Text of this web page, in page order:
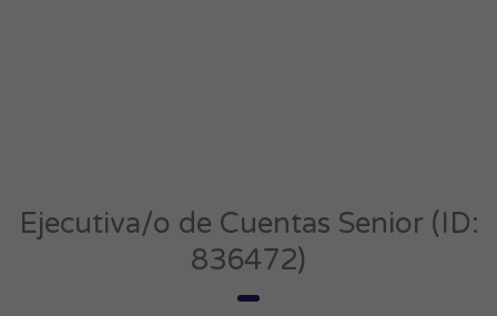
Ejecutiva/o de Cuentas Senior (ID:
836472)